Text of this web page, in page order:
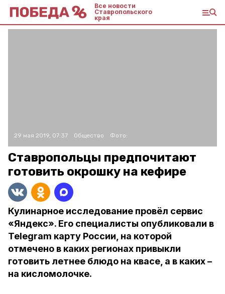
Все новости
Ставропольского
края
29 мая 2019, 07:37 Общество Фото:
Ставропольцы предпочитают
готовить окрошку на кефире
Кулинарное исследование провёл сервис
«Яндекс». Его специалисты опубликовали в
Telegram карту России, на которой
отмечено в каких регионах привыкли
готовить летнее блюдо на квасе, а в каких –
на кисломолочке.